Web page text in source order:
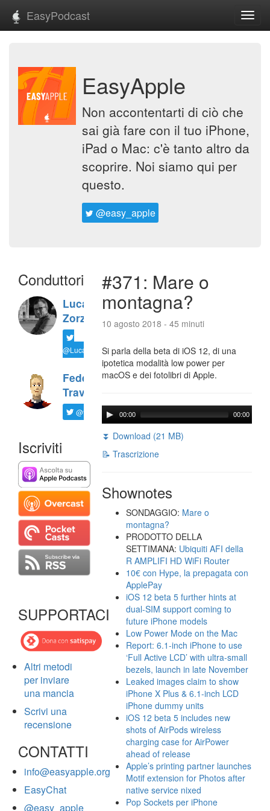
EasyPodcast
EasyApple
Non accontentarti di ciò che
sai già fare con il tuo iPhone,
iPad o Mac: c'è tanto altro da
scoprire. Noi siamo qui per
questo.
@easy_apple
Conduttori
Luca
Zorzi
@LucaTNT
Federico
Travaini
@ftrava
Iscriviti
SUPPORTACI
Altri metodi
per inviare
una mancia
Scrivi una
recensione
CONTATTI
info@easyapple.org
EasyChat
@easy_apple
#371: Mare o
montagna?
10 agosto 2018 - 45 minuti
Si parla della beta di iOS 12, di una
ipotetica modalità low power per
macOS e dei fotolibri di Apple.
00:00 00:00
⏬ Download (21 MB)
📝 Trascrizione
Shownotes
SONDAGGIO: Mare o
montagna?
PRODOTTO DELLA
SETTIMANA: Ubiquiti AFI della
R AMPLIFI HD WiFi Router
10€ con Hype, la prepagata con
ApplePay
iOS 12 beta 5 further hints at
dual-SIM support coming to
future iPhone models
Low Power Mode on the Mac
Report: 6.1-inch iPhone to use
‘Full Active LCD’ with ultra-small
bezels, launch in late November
Leaked images claim to show
iPhone X Plus & 6.1-inch LCD
iPhone dummy units
iOS 12 beta 5 includes new
shots of AirPods wireless
charging case for AirPower
ahead of release
Apple’s printing partner launches
Motif extension for Photos after
native service nixed
Pop Sockets per iPhone